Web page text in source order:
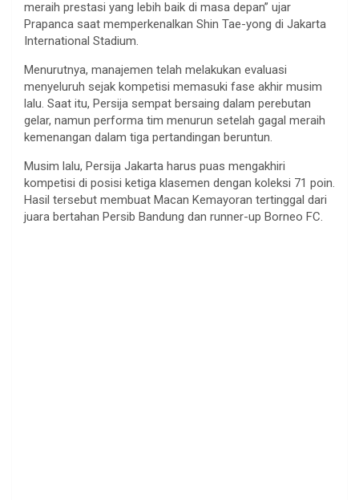
meraih prestasi yang lebih baik di masa depan” ujar
Prapanca saat memperkenalkan Shin Tae-yong di Jakarta
International Stadium.
Menurutnya, manajemen telah melakukan evaluasi
menyeluruh sejak kompetisi memasuki fase akhir musim
lalu. Saat itu, Persija sempat bersaing dalam perebutan
gelar, namun performa tim menurun setelah gagal meraih
kemenangan dalam tiga pertandingan beruntun.
Musim lalu, Persija Jakarta harus puas mengakhiri
kompetisi di posisi ketiga klasemen dengan koleksi 71 poin.
Hasil tersebut membuat Macan Kemayoran tertinggal dari
juara bertahan Persib Bandung dan runner-up Borneo FC.